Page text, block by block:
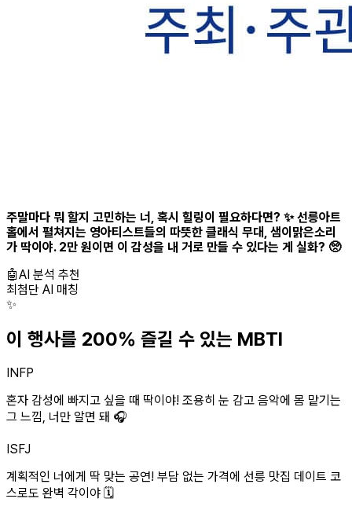
주말마다 뭐 할지 고민하는 너, 혹시 힐링이 필요하다면? ✨ 선릉아트
홀에서 펼쳐지는 영아티스트들의 따뜻한 클래식 무대, 샘이맑은소리
가 딱이야. 2만 원이면 이 감성을 내 거로 만들 수 있다는 게 실화? 🥺
🤖AI 분석 추천
최첨단 AI 매칭
✨
이 행사를 200% 즐길 수 있는 MBTI
INFP
혼자 감성에 빠지고 싶을 때 딱이야! 조용히 눈 감고 음악에 몸 맡기는
그 느낌, 너만 알면 돼 🎧
ISFJ
계획적인 너에게 딱 맞는 공연! 부담 없는 가격에 선릉 맛집 데이트 코
스로도 완벽 각이야 🗓️